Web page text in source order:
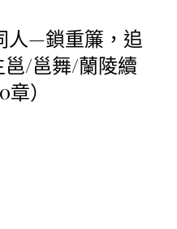
人—鎖重簾，追
邕/邕舞/蘭陵續
）